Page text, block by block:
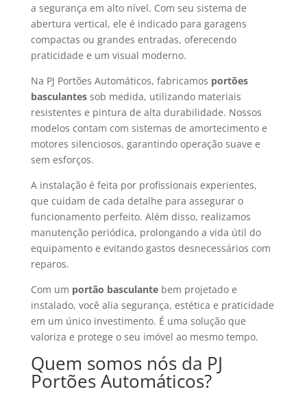
a segurança em alto nível. Com seu sistema de
abertura vertical, ele é indicado para garagens
compactas ou grandes entradas, oferecendo
praticidade e um visual moderno.
Na PJ Portões Automáticos, fabricamos portões
basculantessob medida, utilizando materiais
resistentes e pintura de alta durabilidade. Nossos
modelos contam com sistemas de amortecimento e
motores silenciosos, garantindo operação suave e
sem esforços.
A instalação é feita por profissionais experientes,
que cuidam de cada detalhe para assegurar o
funcionamento perfeito. Além disso, realizamos
manutenção periódica, prolongando a vida útil do
equipamento e evitando gastos desnecessários com
reparos.
Com um portão basculantebem projetado e
instalado, você alia segurança, estética e praticidade
em um único investimento. É uma solução que
valoriza e protege o seu imóvel ao mesmo tempo.
Quem somos nós da PJ
Portões Automáticos?